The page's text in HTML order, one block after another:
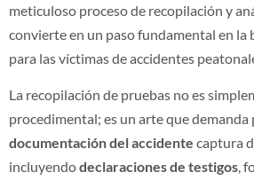
meticuloso proceso de recopilación y
convierte en un paso fundamental en la
para las víctimas de accidentes
La recopilación de pruebas no es
procedimental; es un arte que demanda
documentación del accidente captura
incluyendodeclaraciones de testigos,